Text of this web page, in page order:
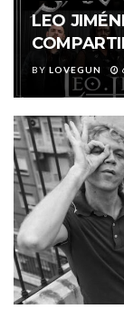
LEO
BY LOVEGUN